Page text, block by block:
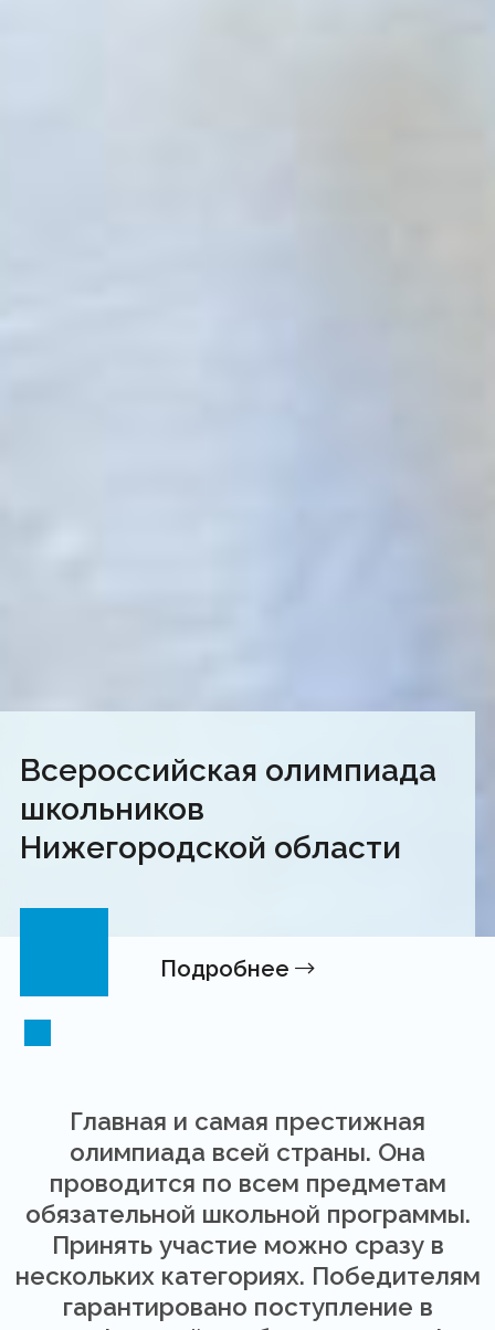
Всероссийская олимпиада
школьников
Нижегородской области
Подробнее
Главная и самая престижная
олимпиада всей страны. Она
проводится по всем предметам
обязательной школьной программы.
Принять участие можно сразу в
нескольких категориях. Победителям
гарантировано поступление в